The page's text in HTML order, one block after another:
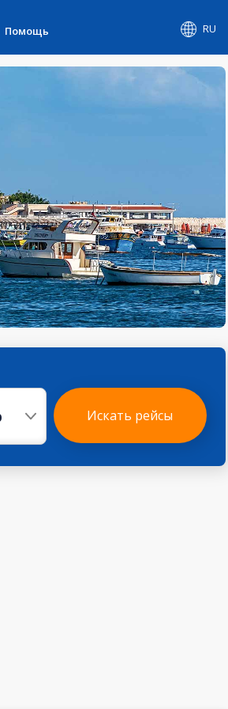
Помощь RU
Искать рейсы